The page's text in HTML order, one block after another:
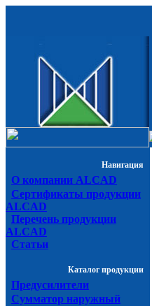
Навигация
О компании ALCAD
Сертификаты продукции
ALCAD
Перечень продукции
ALCAD
Статьи
Каталог продукции
Предусилители
Сумматор наружный